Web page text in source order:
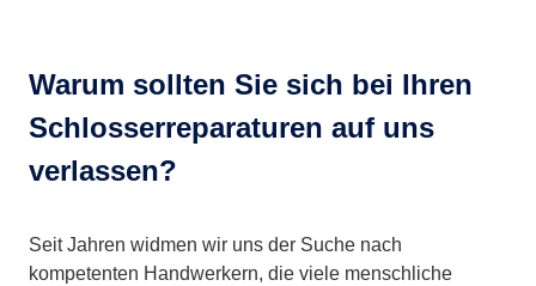
Warum sollten Sie sich bei Ihren
Schlosserreparaturen auf uns
verlassen?
Seit Jahren widmen wir uns der Suche nach
kompetenten Handwerkern, die viele menschliche